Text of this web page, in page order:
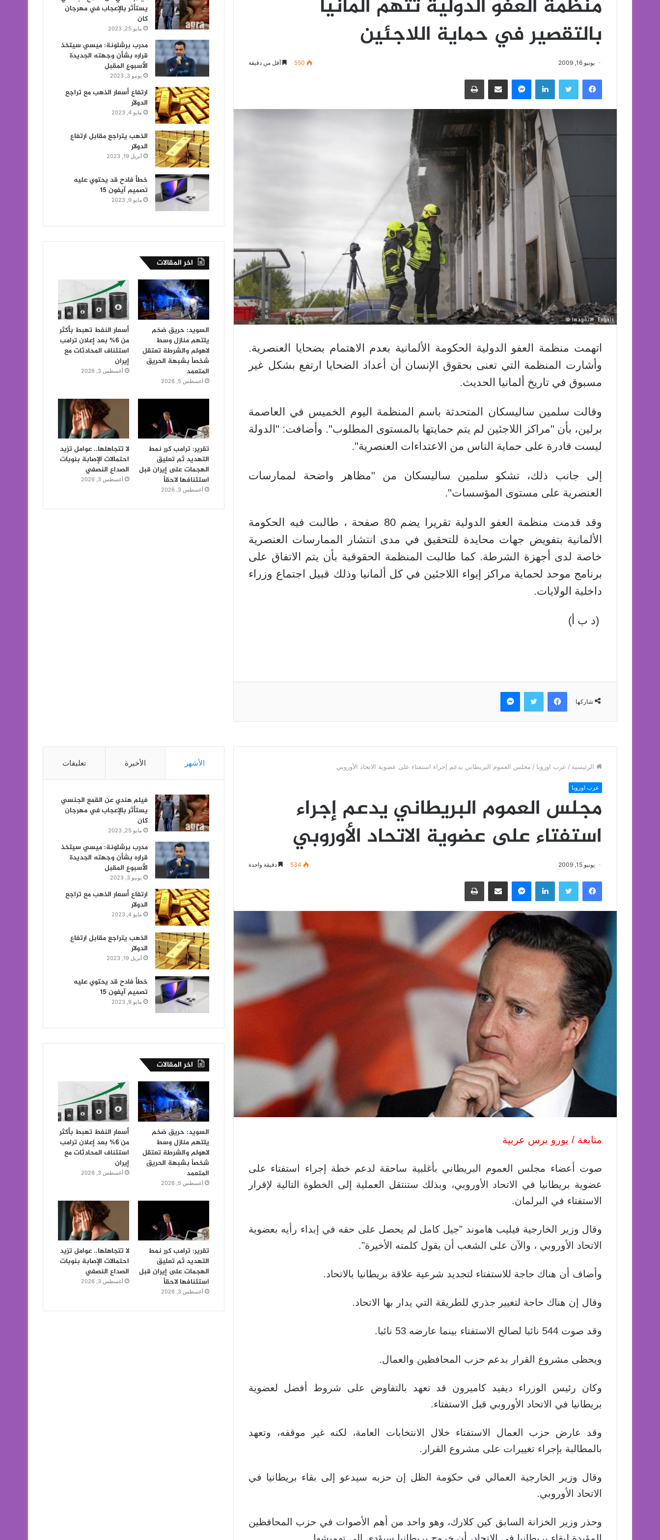
منظمة العفو الدولية تتهم المانيا
بالتقصير في حماية اللاجئين
يونيو 16, 2009 550 أقل من دقيقة
فيسبوك تويتر لينكدإن ماسنجر مشاركة عبر البريد طباعة
اتهمت منظمة العفو الدولية الحكومة الألمانية بعدم الاهتمام بضحايا العنصرية.
وأشارت المنظمة التي تعنى بحقوق الإنسان أن أعداد الضحايا ارتفع بشكل غير
مسبوق في تاريخ ألمانيا الحديث.
وقالت سلمين ساليسكان المتحدثة باسم المنظمة اليوم الخميس في العاصمة
برلين، بأن "مراكز اللاجئين لم يتم حمايتها بالمستوى المطلوب". وأضافت: "الدولة
ليست قادرة على حماية الناس من الاعتداءات العنصرية".
إلى جانب ذلك، تشكو سلمين ساليسكان من "مظاهر واضحة لممارسات
العنصرية على مستوى المؤسسات".
وقد قدمت منظمة العفو الدولية تقريرا يضم 80 صفحة ، طالبت فيه الحكومة
الألمانية بتفويض جهات محايدة للتحقيق في مدى انتشار الممارسات العنصرية
خاصة لدى أجهزة الشرطة. كما طالبت المنظمة الحقوقية بأن يتم الاتفاق على
برنامج موحد لحماية مراكز إيواء اللاجئين في كل ألمانيا وذلك قبيل اجتماع وزراء
داخلية الولايات.
(د ب أ)
شاركها
فيسبوك تويتر ماسنجر
يستأثر بالإعجاب في مهرجان
كان
مايو 25, 2023
مدرب برشلونة: ميسي سيتخذ
قراره بشأن وجهته الجديدة
الأسبوع المقبل
يونيو 3, 2023
ارتفاع أسعار الذهب مع تراجع
الدولار
مايو 4, 2023
الذهب يتراجع مقابل ارتفاع
الدولار
أبريل 19, 2023
خطأ فادح قد يحتوي عليه
تصميم آيفون 15
مايو 9, 2023
اخر المقالات
السويد: حريق ضخم
يلتهم منازل وسط
لاهولم والشرطة تعتقل
شخصاً بشبهة الحريق
المتعمد
أغسطس 5, 2026
أسعار النفط تهبط بأكثر
من 6% بعد إعلان ترامب
استئناف المحادثات مع
إيران
أغسطس 3, 2026
تقرير: ترامب كرر نمط
التهديد ثم تعليق
الهجمات على إيران قبل
استئنافها لاحقاً
أغسطس 3, 2026
لا تتجاهلها.. عوامل تزيد
احتمالات الإصابة بنوبات
الصداع النصفي
أغسطس 3, 2026